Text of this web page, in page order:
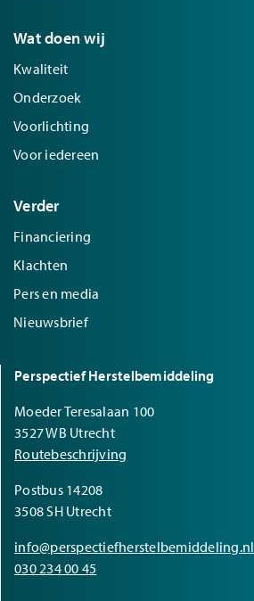
Wat doen wij
Kwaliteit
Onderzoek
Voorlichting
Voor iedereen
Verder
Financiering
Klachten
Pers en media
Nieuwsbrief
Perspectief Herstelbemiddeling
Moeder Teresalaan 100
3527 WB Utrecht
Routebeschrijving
Postbus 14208
3508 SH Utrecht
info@perspectiefherstelbemiddeling.nl
030 234 00 45